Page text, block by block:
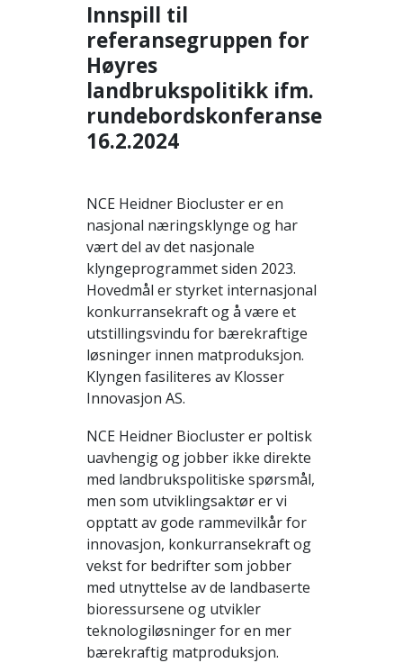
Innspill til
referansegruppen for
Høyres
landbrukspolitikk ifm.
rundebordskonferanse
16.2.2024
NCE Heidner Biocluster er en
nasjonal næringsklynge og har
vært del av det nasjonale
klyngeprogrammet siden 2023.
Hovedmål er styrket internasjonal
konkurransekraft og å være et
utstillingsvindu for bærekraftige
løsninger innen matproduksjon.
Klyngen fasiliteres av Klosser
Innovasjon AS.
NCE Heidner Biocluster er poltisk
uavhengig og jobber ikke direkte
med landbrukspolitiske spørsmål,
men som utviklingsaktør er vi
opptatt av gode rammevilkår for
innovasjon, konkurransekraft og
vekst for bedrifter som jobber
med utnyttelse av de landbaserte
bioressursene og utvikler
teknologiløsninger for en mer
bærekraftig matproduksjon.